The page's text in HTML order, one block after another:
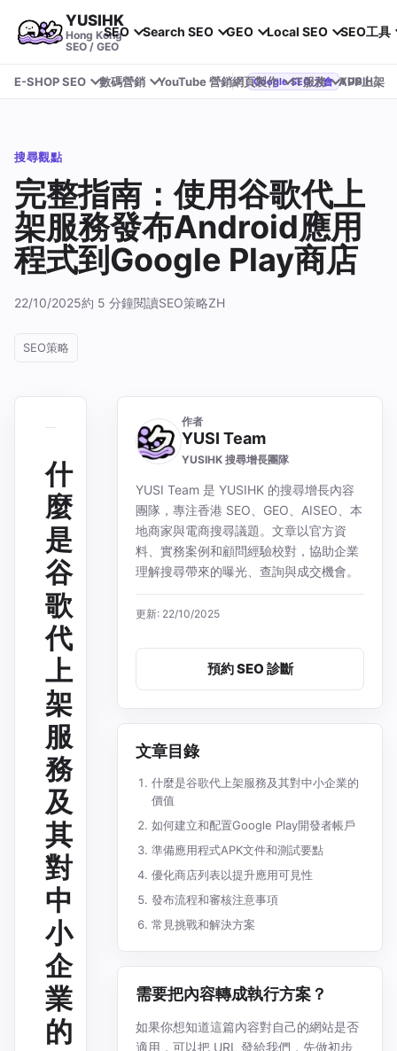
YUSIHK
Hong Kong
SEO / GEO
SEO Search SEO GEO Local SEO SEO工具
E-SHOP SEO 數碼營銷 YouTube 營銷網頁製作 IT服務 APP上架
Google SEO 大會 YUSIHK 近期參加 Google Search Central Live
搜尋觀點
完整指南：使用谷歌代上
架服務發布Android應用
程式到Google Play商店
22/10/2025約 5 分鐘閱讀SEO策略ZH
SEO策略
什
麼
是
谷
歌
代
上
架
服
務
及
其
對
中
小
企
業
的
作者
YUSI Team
YUSIHK 搜尋增長團隊
YUSI Team 是 YUSIHK 的搜尋增長內容
團隊，專注香港 SEO、GEO、AISEO、本
地商家與電商搜尋議題。文章以官方資
料、實務案例和顧問經驗校對，協助企業
理解搜尋帶來的曝光、查詢與成交機會。
更新: 22/10/2025
預約 SEO 診斷
文章目錄
什麼是谷歌代上架服務及其對中小企業的
價值
如何建立和配置Google Play開發者帳戶
準備應用程式APK文件和測試要點
優化商店列表以提升應用可見性
發布流程和審核注意事項
常見挑戰和解決方案
需要把內容轉成執行方案？
如果你想知道這篇內容對自己的網站是否
適用，可以把 URL 發給我們，先做初步